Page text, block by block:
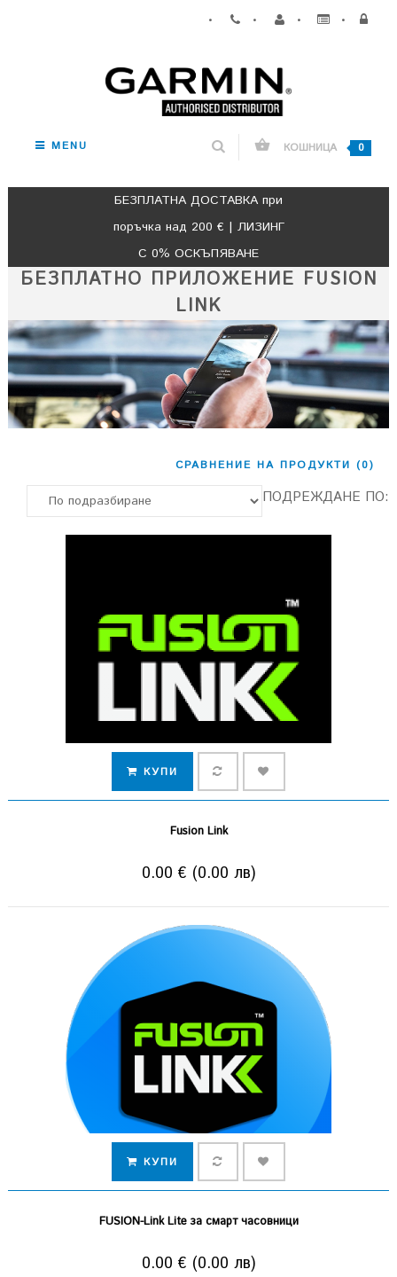
• • • •
MENU КОШНИЦА 0
БЕЗПЛАТНА ДОСТАВКА при
поръчка над 200 € | ЛИЗИНГ
С 0% ОСКЪПЯВАНЕ
БЕЗПЛАТНО ПРИЛОЖЕНИЕ FUSION
LINK
СРАВНЕНИЕ НА ПРОДУКТИ (0)
ПОДРЕЖДАНЕ ПО:
КУПИ
Fusion Link
0.00 € (0.00 лв)
КУПИ
FUSION-Link Lite за смарт часовници
0.00 € (0.00 лв)